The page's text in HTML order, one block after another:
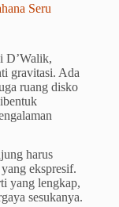
Seru
D’Walik,
gravitasi. Ada
ruang disko
harus
ekspresif.
yang lengkap,
sesukanya.